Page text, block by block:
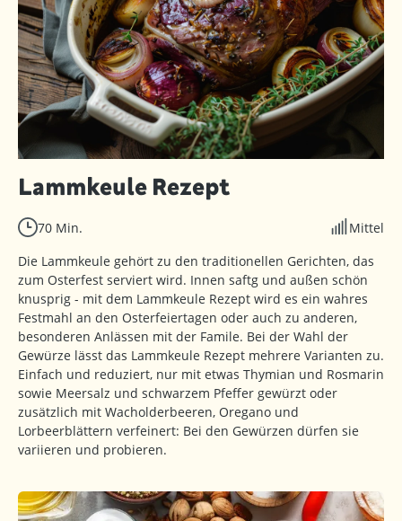
Lammkeule Rezept
70 Min.
Mittel
Die Lammkeule gehört zu den traditionellen Gerichten, das
zum Osterfest serviert wird. Innen saftg und außen schön
knusprig - mit dem Lammkeule Rezept wird es ein wahres
Festmahl an den Osterfeiertagen oder auch zu anderen,
besonderen Anlässen mit der Famile. Bei der Wahl der
Gewürze lässt das Lammkeule Rezept mehrere Varianten zu.
Einfach und reduziert, nur mit etwas Thymian und Rosmarin
sowie Meersalz und schwarzem Pfeffer gewürzt oder
zusätzlich mit Wacholderbeeren, Oregano und
Lorbeerblättern verfeinert: Bei den Gewürzen dürfen sie
variieren und probieren.